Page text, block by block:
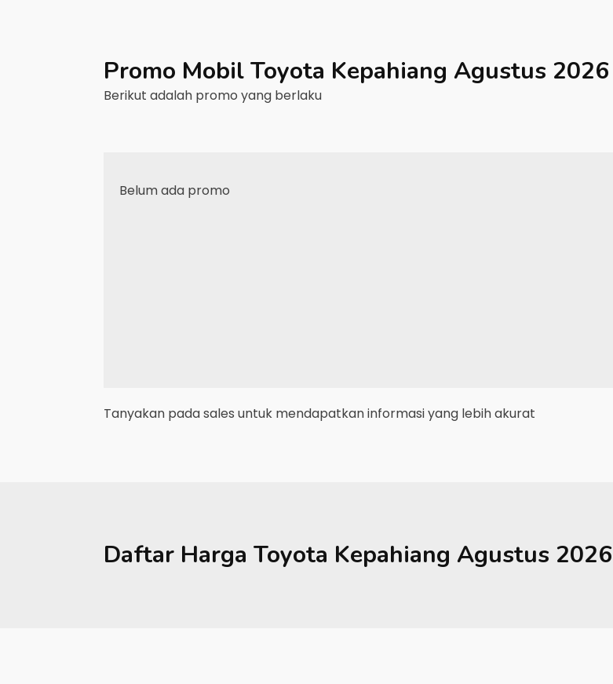
Promo MobilToyota Kepahiang Agustus 2026
Berikut adalah promo yang berlaku
Belum ada promo
Tanyakan pada sales untuk mendapatkan informasi yang lebih akurat
Daftar Harga Toyota Kepahiang Agustus 2026